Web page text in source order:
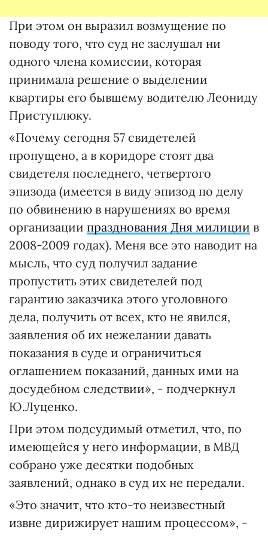
При этом он выразил возмущение по
поводу того, что суд не заслушал ни
одного члена комиссии, которая
принимала решение о выделении
квартиры его бывшему водителю Леониду
Приступлюку.
«Почему сегодня 57 свидетелей
пропущено, а в коридоре стоят два
свидетеля последнего, четвертого
эпизода (имеется в виду эпизод по делу
по обвинению в нарушениях во время
организации празднования Дня милиции в
2008-2009 годах). Меня все это наводит на
мысль, что суд получил задание
пропустить этих свидетелей под
гарантию заказчика этого уголовного
дела, получить от всех, кто не явился,
заявления об их нежелании давать
показания в суде и ограничиться
оглашением показаний, данных ими на
досудебном следствии», - подчеркнул
Ю.Луценко.
При этом подсудимый отметил, что, по
имеющейся у него информации, в МВД
собрано уже десятки подобных
заявлений, однако в суд их не передали.
«Это значит, что кто-то неизвестный
извне дирижирует нашим процессом», -